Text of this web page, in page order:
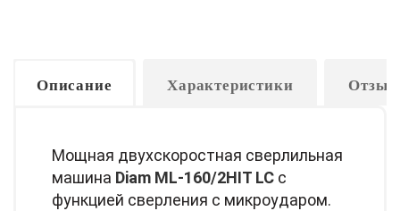
Описание Характеристики
Мощная двухскоростная сверлильная
машина Diam ML-160/2HIT LC с
функцией сверления с микроударом.